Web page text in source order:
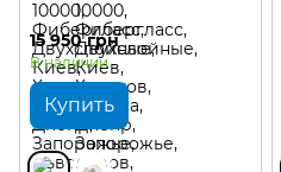
15 950 грн
В наличии
Купить